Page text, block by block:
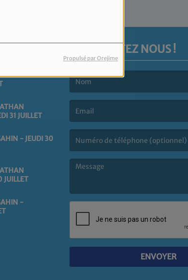
Propulsé par Orejime
-
31 JUILLET
- JEUDI 30
JUILLET
-
CONTACTEZ NOUS !
ENVOYER